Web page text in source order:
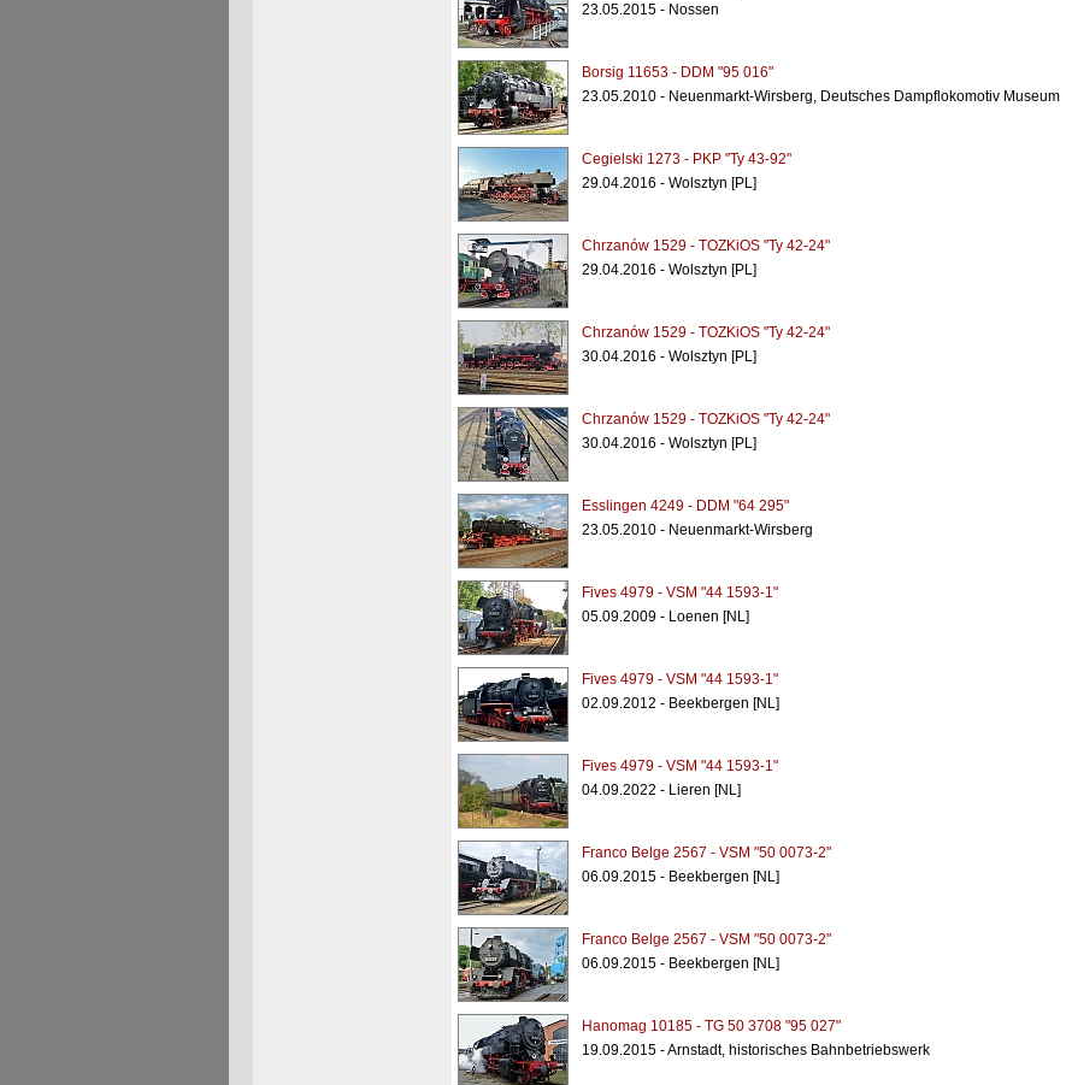
23.05.2015 - Nossen
Borsig 11653 - DDM "95 016"
23.05.2010 - Neuenmarkt-Wirsberg, Deutsches Dampflokomotiv Museum
Cegielski 1273 - PKP "Ty 43-92"
29.04.2016 - Wolsztyn [PL]
Chrzanów 1529 - TOZKiOS "Ty 42-24"
29.04.2016 - Wolsztyn [PL]
Chrzanów 1529 - TOZKiOS "Ty 42-24"
30.04.2016 - Wolsztyn [PL]
Chrzanów 1529 - TOZKiOS "Ty 42-24"
30.04.2016 - Wolsztyn [PL]
Esslingen 4249 - DDM "64 295"
23.05.2010 - Neuenmarkt-Wirsberg
Fives 4979 - VSM "44 1593-1"
05.09.2009 - Loenen [NL]
Fives 4979 - VSM "44 1593-1"
02.09.2012 - Beekbergen [NL]
Fives 4979 - VSM "44 1593-1"
04.09.2022 - Lieren [NL]
Franco Belge 2567 - VSM "50 0073-2"
06.09.2015 - Beekbergen [NL]
Franco Belge 2567 - VSM "50 0073-2"
06.09.2015 - Beekbergen [NL]
Hanomag 10185 - TG 50 3708 "95 027"
19.09.2015 - Arnstadt, historisches Bahnbetriebswerk